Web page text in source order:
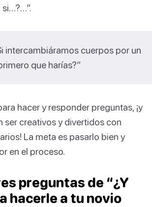
intercambiáramos cuerpos por un
que harías?”
hacer y responder preguntas, ¡y
ser creativos y divertidos con
La meta es pasarlo bien y
en el proceso.
preguntas de “¿Y
hacerle a tu novio